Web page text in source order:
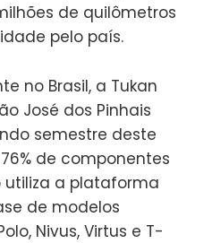
de quilômetros
pelo país.
no Brasil, a Tukan
José dos Pinhais
semestre deste
de componentes
utiliza a plataforma
de modelos
Nivus, Virtus e T-